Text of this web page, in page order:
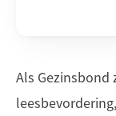
Als Gezinsbond